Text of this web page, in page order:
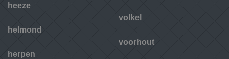
heeze
helmond
herpen
volkel
voorhout